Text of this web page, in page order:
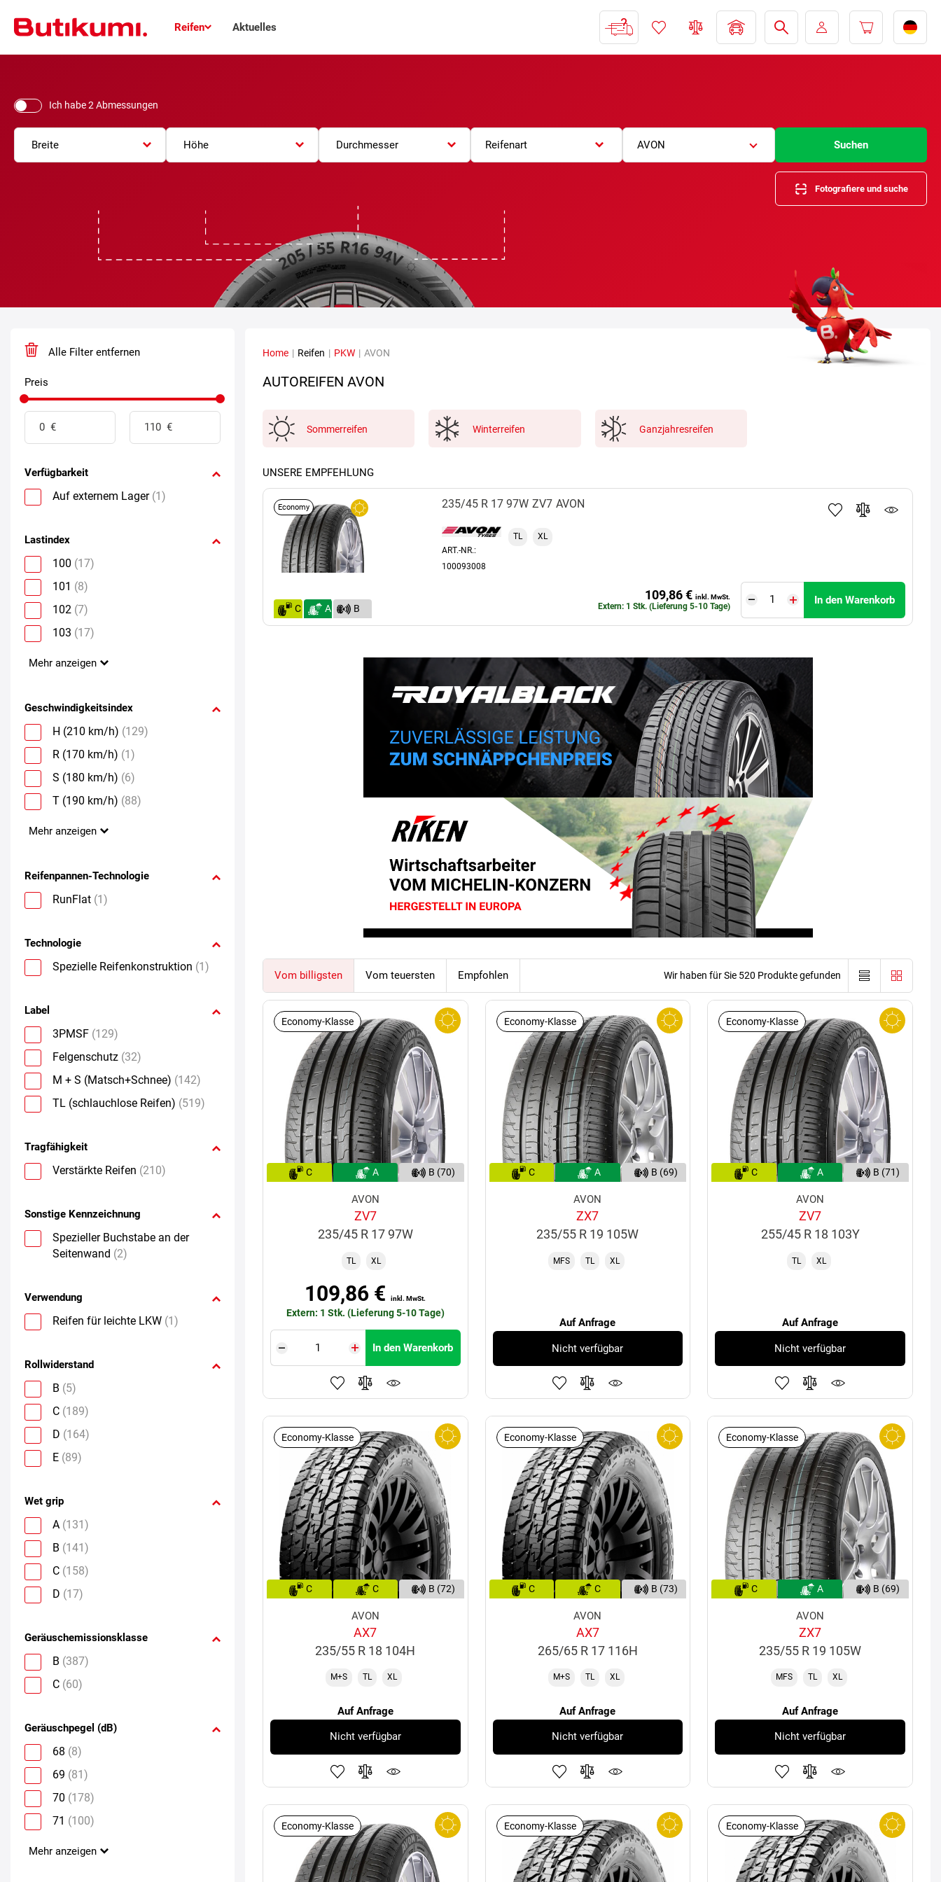
Reifen Aktuelles
Ich habe 2 Abmessungen
Breite Höhe Durchmesser Reifenart AVON Suchen
Fotografiere und suche
Alle Filter entfernen
Preis
Verfügbarkeit
Auf externem Lager (1)
Lastindex
100 (17)
101 (8)
102 (7)
103 (17)
Mehr anzeigen
Geschwindigkeitsindex
H (210 km/h) (129)
R (170 km/h) (1)
S (180 km/h) (6)
T (190 km/h) (88)
Mehr anzeigen
Reifenpannen-Technologie
RunFlat (1)
Technologie
Spezielle Reifenkonstruktion (1)
Label
3PMSF (129)
Felgenschutz (32)
M + S (Matsch+Schnee) (142)
TL (schlauchlose Reifen) (519)
Tragfähigkeit
Verstärkte Reifen (210)
Sonstige Kennzeichnung
Spezieller Buchstabe an der
Seitenwand (2)
Verwendung
Reifen für leichte LKW (1)
Rollwiderstand
B (5)
C (189)
D (164)
E (89)
Wet grip
A (131)
B (141)
C (158)
D (17)
Geräuschemissionsklasse
B (387)
C (60)
Geräuschpegel (dB)
68 (8)
69 (81)
70 (178)
71 (100)
Mehr anzeigen
Home | Reifen | PKW | AVON
AUTOREIFEN AVON
Sommerreifen Winterreifen Ganzjahresreifen
UNSERE EMPFEHLUNG
Economy
C A
B
(70)
AVON
ZV7
235/45 R 17 97W
ART.-NR.:
100093008
TL XL
109,86 € inkl. MwSt.
Extern: 1 Stk. (Lieferung 5-10 Tage) In den Warenkorb
Vom billigsten Vom teuersten Empfohlen Wir haben für Sie 520 Produkte gefunden
Economy-Klasse
C A B (70)
AVON
ZV7
235/45 R 17 97W
TL XL
109,86 €inkl. MwSt.
Extern: 1 Stk. (Lieferung 5-10 Tage)
In den Warenkorb
Economy-Klasse
C A B (69)
AVON
ZX7
235/55 R 19 105W
MFS TL XL
Auf Anfrage
Nicht verfügbar
Economy-Klasse
C A B (71)
AVON
ZV7
255/45 R 18 103Y
TL XL
Auf Anfrage
Nicht verfügbar
Economy-Klasse
C C B (72)
AVON
AX7
235/55 R 18 104H
M+S TL XL
Auf Anfrage
Nicht verfügbar
Economy-Klasse
C C B (73)
AVON
AX7
265/65 R 17 116H
M+S TL XL
Auf Anfrage
Nicht verfügbar
Economy-Klasse
C A B (69)
AVON
ZX7
235/55 R 19 105W
MFS TL XL
Auf Anfrage
Nicht verfügbar
Economy-Klasse Economy-Klasse Economy-Klasse